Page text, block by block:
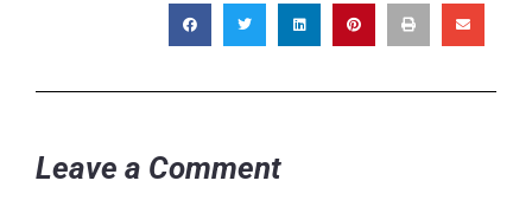
Leave a Comment